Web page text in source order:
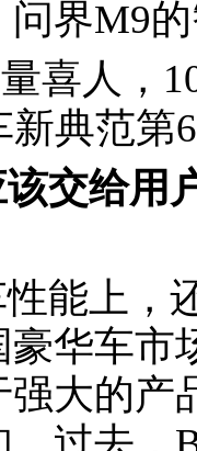
界M9
交给用
能上，
华车市
大的产